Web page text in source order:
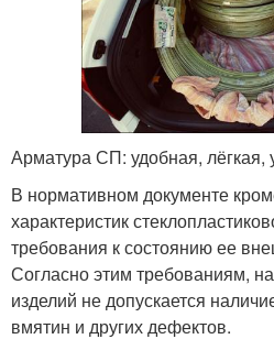
Арматура СП: удобная, лёгкая,
В нормативном документе
характеристик
требования к состоянию ее
Согласно этим требованиям,
изделий не допускается
вмятин и других дефектов.